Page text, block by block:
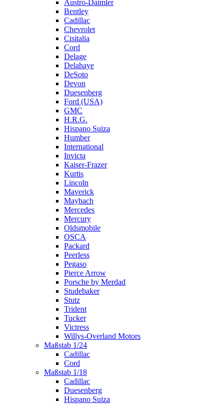
Austro-Daimler
Bentley
Cadillac
Chevrolet
Cisitalia
Cord
Delage
Delahaye
DeSoto
Devon
Duesenberg
Ford (USA)
GMC
H.R.G.
Hispano Suiza
Humber
International
Invicta
Kaiser-Frazer
Kurtis
Lincoln
Maverick
Maybach
Mercedes
Mercury
Oldsmobile
OSCA
Packard
Peerless
Pegaso
Pierce Arrow
Porsche by Merdad
Studebaker
Stutz
Trident
Tucker
Victress
Willys-Overland Motors
Maßstab 1/24
Cadillac
Cord
Maßstab 1/18
Cadillac
Duesenberg
Hispano Suiza